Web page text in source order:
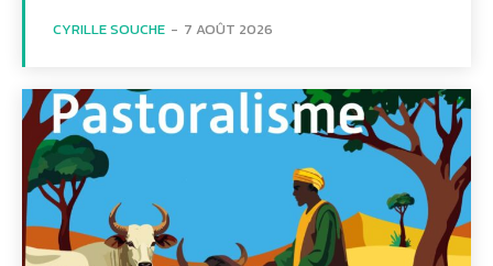
CYRILLE SOUCHE - 7 AOÛT 2026